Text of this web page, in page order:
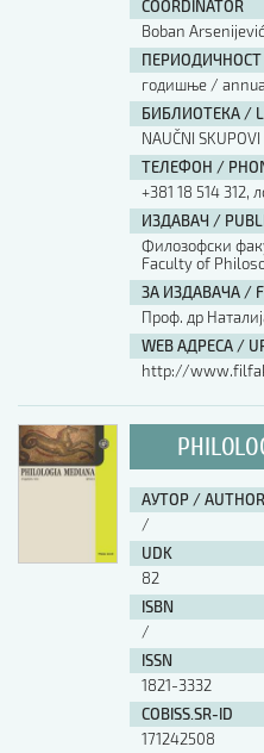
COORDINATOR
Boban
ПЕРИОДИЧНОСТ /
годишње /
БИБЛИОТЕКА /
NAUČNI SKUPOVI
ТЕЛЕФОН /
+381 18 514 312,
ИЗДАВАЧ /
Филозофски
Faculty of
ЗА ИЗДАВАЧА /
Проф. др
WEB АДРЕСА /
http://
АУТОР / AUTHOR
/
UDK
82
ISBN
/
ISSN
1821-3332
COBISS.SR-ID
171242508